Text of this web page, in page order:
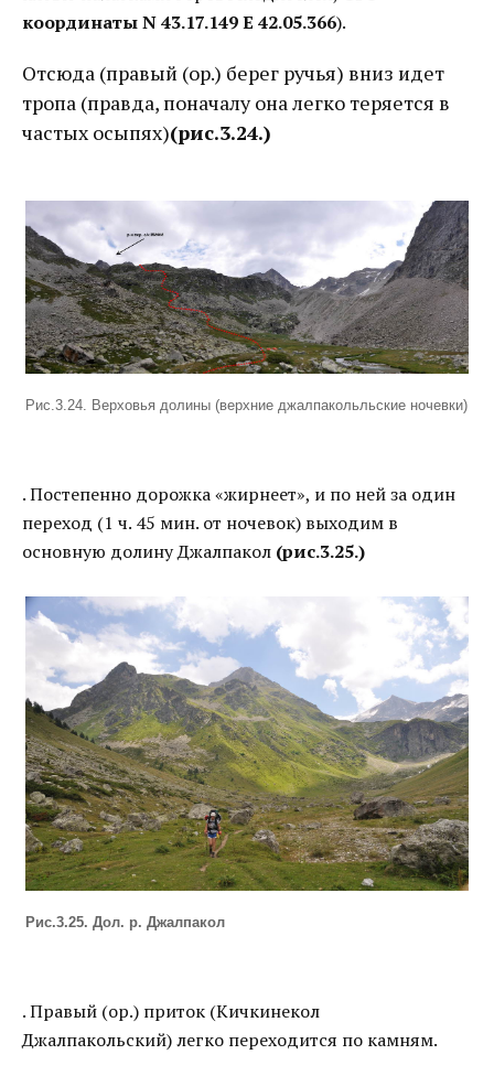
координаты N 43.17.149 E 42.05.366).
Отсюда (правый (ор.) берег ручья) вниз идет
тропа (правда, поначалу она легко теряется в
частых осыпях)(рис.3.24.)
Рис.3.24. Верховья долины (верхние джалпакольльские ночевки)
. Постепенно дорожка «жирнеет», и по ней за один
переход (1 ч. 45 мин. от ночевок) выходим в
основную долину Джалпакол (рис.3.25.)
Рис.3.25. Дол. р. Джалпакол
. Правый (ор.) приток (Кичкинекол
Джалпакольский) легко переходится по камням.